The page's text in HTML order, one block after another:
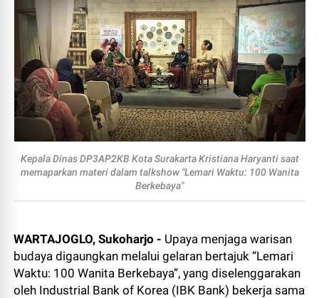
Kepala Dinas DP3AP2KB Kota Surakarta Kristiana Haryanti saat
memaparkan materi dalam talkshow "Lemari Waktu: 100 Wanita
Berkebaya"
WARTAJOGLO, Sukoharjo - Upaya menjaga warisan
budaya digaungkan melalui gelaran bertajuk “Lemari
Waktu: 100 Wanita Berkebaya”, yang diselenggarakan
oleh Industrial Bank of Korea (IBK Bank) bekerja sama